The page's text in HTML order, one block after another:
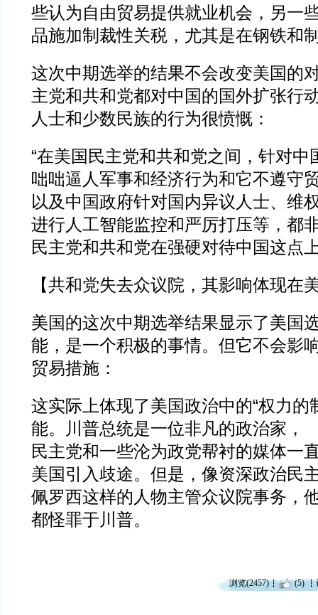
些认为自由贸易提供就业机会，另一
品施加制裁性关税，尤其是在钢铁和
这次中期选举的结果不会改变美国的
主党和共和党都对中国的国外扩张行
人士和少数民族的行为很愤慨：
“在美国民主党和共和党之间，针对中
咄咄逼人军事和经济行为和它不遵守
以及中国政府针对国内异议人士、维
进行人工智能监控和严厉打压等，都
民主党和共和党在强硬对待中国这点
【共和党失去众议院，其影响体现在
美国的这次中期选举结果显示了美国
能，是一个积极的事情。但它不会影
贸易措施：
这实际上体现了美国政治中的“权力的
能。川普总统是一位非凡的政治家，
民主党和一些沦为政党帮衬的媒体一
美国引入歧途。但是，像资深政治民
佩罗西这样的人物主管众议院事务，
都怪罪于川普。
浏览(2457) (5)